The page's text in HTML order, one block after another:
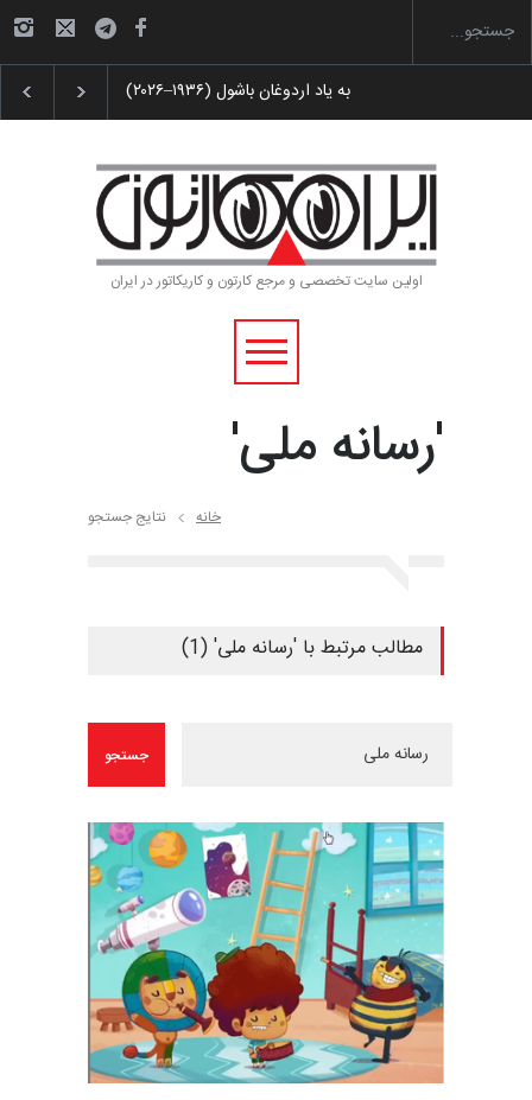
به یاد اردوغان باشول (۱۹۳۶–۲۰۲۶)
اولین سایت تخصصی و مرجع کارتون و کاریکاتور در ایران
'رسانه ملی'
خانه نتایج جستجو
مطالب مرتبط با 'رسانه ملی' (1)